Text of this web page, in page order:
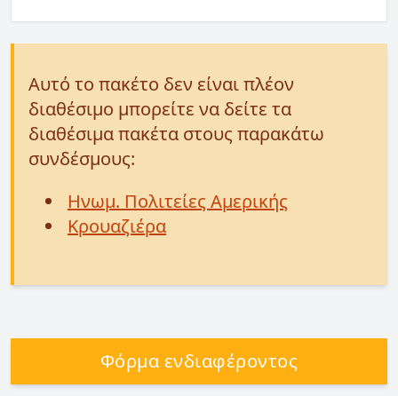
Αυτό το πακέτο δεν είναι πλέον
διαθέσιμο μπορείτε να δείτε τα
διαθέσιμα πακέτα στους παρακάτω
συνδέσμους:
Ηνωμ. Πολιτείες Αμερικής
Κρουαζιέρα
Φόρμα ενδιαφέροντος